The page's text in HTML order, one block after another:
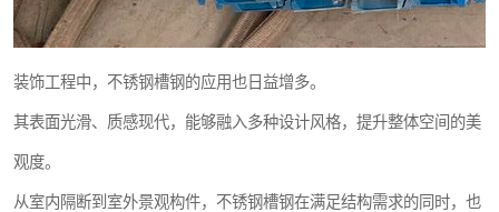
装饰工程中，不锈钢槽钢的应用也日益增多。
其表面光滑、质感现代，能够融入多种设计风格，提升整体空间的美
观度。
从室内隔断到室外景观构件，不锈钢槽钢在满足结构需求的同时，也